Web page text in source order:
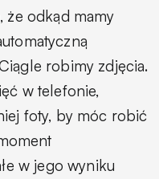
że odkąd mamy
robimy zdjęcia.
w telefonie,
foty, by móc robić
w jego wyniku